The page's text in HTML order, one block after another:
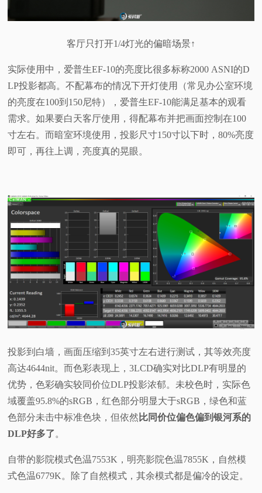
客厅只打开1/4灯光的偏暗场景↑
实际使用中，爱普生EF-10的亮度比很多标称2000 ASNI的D
LP投影都高。不配幕布的情况下开灯使用（常见办公室环境
的亮度在100到150尼特），爱普生EF-10能满足基本的观看
需求。如果要白天客厅使用，得配幕布并把画面控制在100
寸左右。而暗室环境使用，投影尺寸150寸以下时，80%亮度
即可，再往上调，亮度真的晃眼。
投影到白墙，画面压缩到35英寸左右进行测试，其等效亮度
高达4644nit。而色彩表现上，3LCD确实对比DLP有明显的
优势，色彩确实较同价位DLP投影浓郁。未校色时，实际色
域覆盖95.8%的sRGB，红色部分明显大于sRGB，绿色和蓝
色部分未击中标准色块，但依然 比同价位偏色偏到银河系的
DLP好多了。
自带的影院模式色温7553K，明亮影院色温7855K，自然模
式色温6779K。除了自然模式，其余模式都是偏冷的设定。